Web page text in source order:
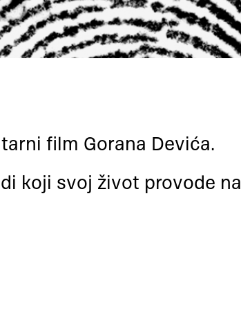
film Gorana Devića.
koji svoj život provode na